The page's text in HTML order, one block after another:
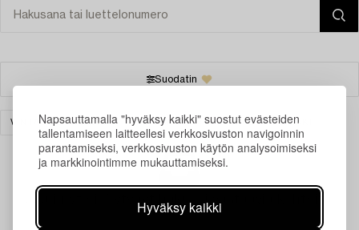
Napsauttamalla "hyväksy kaikki" suostut evästeiden
tallentamiseen laitteellesi verkkosivuston navigoinnin
parantamiseksi, verkkosivuston käytön analysoimiseksi
ja markkinointimme mukauttamiseksi.
Hyväksy kaikki
Suodatin
VINTAGE & FASHION KERAMIIKKA TYHJENNÄ KAIKKI